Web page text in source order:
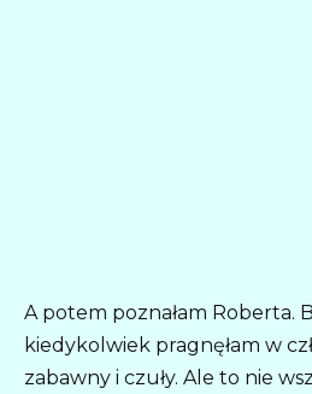
A potem poznałam Roberta.
kiedykolwiek pragnęłam w
zabawny i czuły. Ale to nie